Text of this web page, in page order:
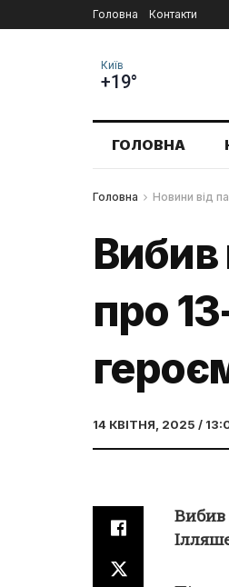
Головна Контакти
Київ
+19°
ГОЛОВНА
Головна Новини від
Вибив
про
14 КВІТНЯ, 2025 /
Вибив